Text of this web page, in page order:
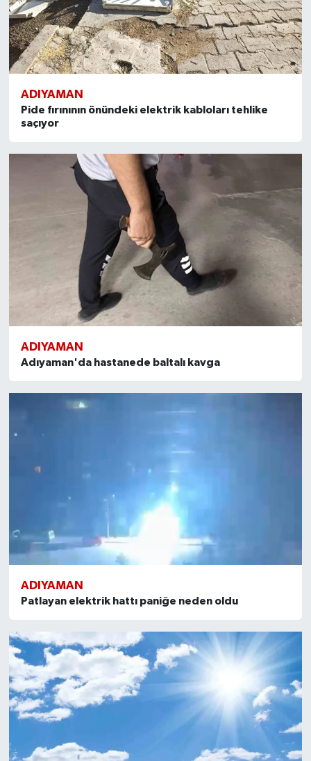
ADIYAMAN
Pide fırınının önündeki elektrik kabloları tehlike
saçıyor
ADIYAMAN
Adıyaman'da hastanede baltalı kavga
ADIYAMAN
Patlayan elektrik hattı paniğe neden oldu